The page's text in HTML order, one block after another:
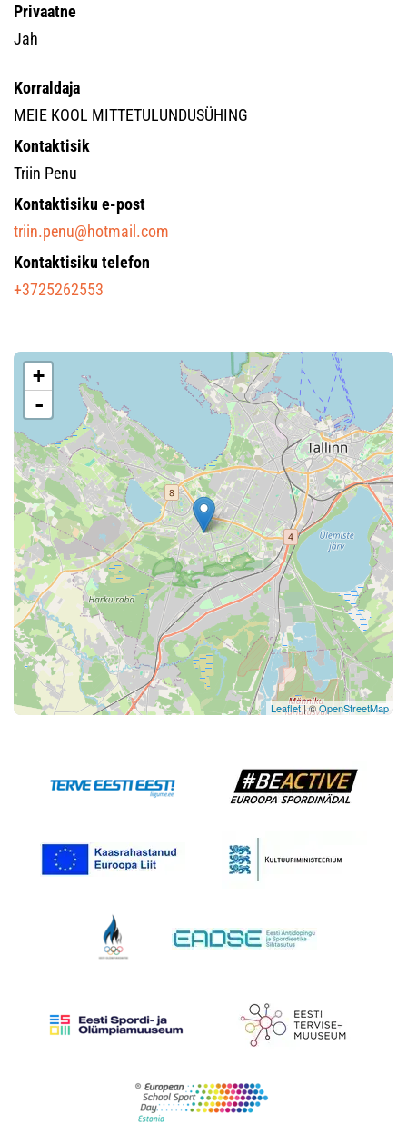
Privaatne
Jah
Korraldaja
MEIE KOOL MITTETULUNDUSÜHING
Kontaktisik
Triin Penu
Kontaktisiku e-post
triin.penu@hotmail.com
Kontaktisiku telefon
+3725262553
+
-
Leaflet| ©OpenStreetMap